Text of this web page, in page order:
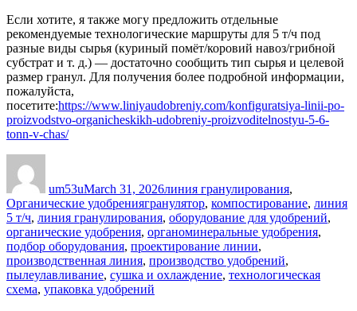
Если хотите, я также могу предложить отдельные
рекомендуемые технологические маршруты для 5 т/ч под
разные виды сырья (куриный помёт/коровий навоз/грибной
субстрат и т. д.) — достаточно сообщить тип сырья и целевой
размер гранул. Для получения более подробной информации,
пожалуйста,
посетите:https://www.liniyaudobreniy.com/konfiguratsiya-linii-po-
proizvodstvo-organicheskikh-udobreniy-proizvoditelnostyu-5-6-
tonn-v-chas/
um53uMarch 31, 2026линия гранулирования,
Органические удобренияTags
гранулятор, компостирование, линия
5 т/ч, линия гранулирования, оборудование для удобрений,
органические удобрения, органоминеральные удобрения,
подбор оборудования, проектирование линии,
производственная линия, производство удобрений,
пылеулавливание, сушка и охлаждение, технологическая
схема, упаковка удобрений